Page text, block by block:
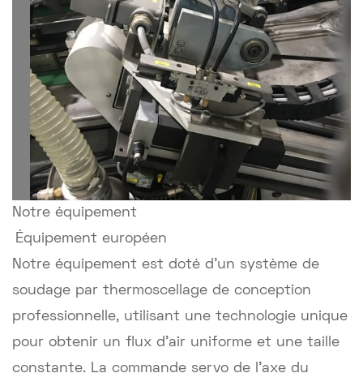
Notre équipement
Équipement européen
Notre équipement est doté d'un système de
soudage par thermoscellage de conception
professionnelle, utilisant une technologie unique
pour obtenir un flux d'air uniforme et une taille
constante. La commande servo de l'axe du